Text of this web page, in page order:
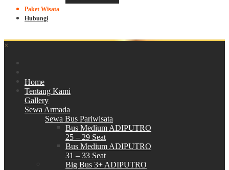
Paket Wisata
Hubungi
×
Home
Tentang Kami
Gallery
Sewa Armada
Sewa Bus Pariwisata
Bus Medium ADIPUTRO
25 – 29 Seat
Bus Medium ADIPUTRO
31 – 33 Seat
Big Bus 3+ ADIPUTRO